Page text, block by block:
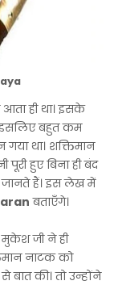
ही था। इसके
इसलिए बहुत कम
था। शक्तिमान
हुए बिना ही बंद
जानते हैं। इस लेख में
बताएँगे।
जी ने ही
नाटक को
बात की। तो उन्होंने